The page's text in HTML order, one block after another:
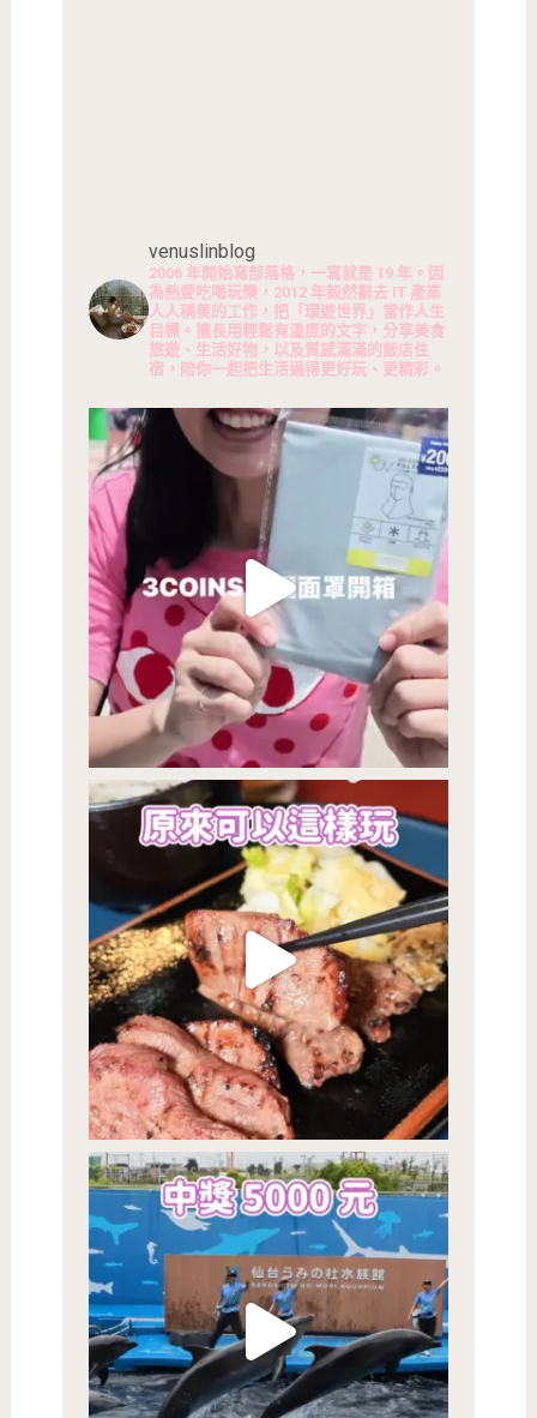
venuslinblog
2006 年開始寫部落格，一寫就是 19 年。因
為熱愛吃喝玩樂，2012 年毅然辭去 IT 產業
人人稱羨的工作，把「環遊世界」當作人生
目標。擅長用輕鬆有溫度的文字，分享美食
旅遊、生活好物，以及質感滿滿的飯店住
宿，陪你一起把生活過得更好玩、更精彩。